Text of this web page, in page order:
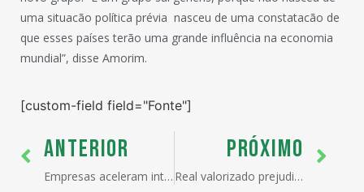
uma situacão política prévia  nasceu de uma constatacão de
que esses países terão uma grande influência na economia
mundial”, disse Amorim.
[custom-field field="Fonte"]
ANTERIOR
Empresas aceleram internacionalização
PRÓXIMO
Real valorizado prejudica 72% dos exportadores, mostra estudo da Fiesp